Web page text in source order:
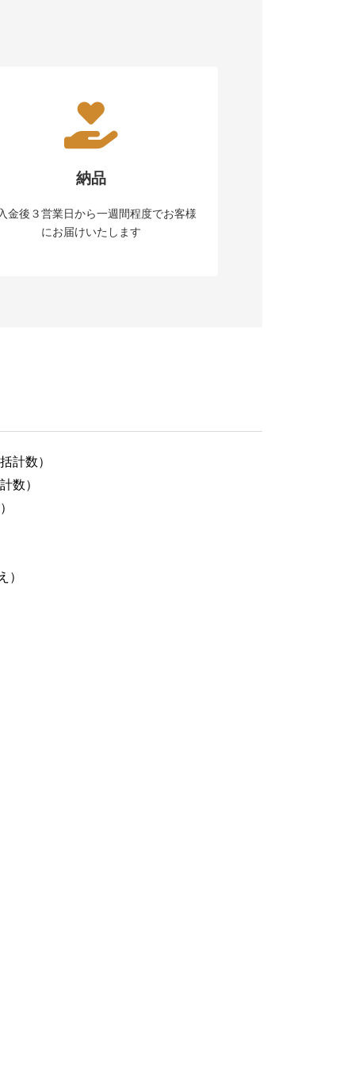
納品
金後３営業日から一週間程度でお客様
にお届けいたします
計数）
数）
）